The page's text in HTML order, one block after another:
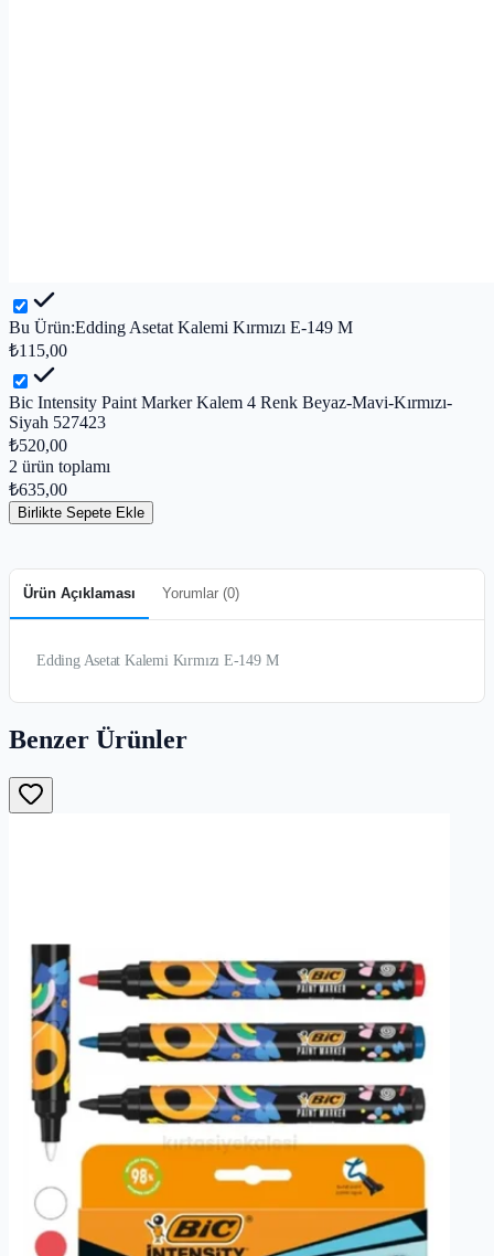
Bu Ürün:Edding Asetat Kalemi Kırmızı E-149 M
₺115,00
Bic Intensity Paint Marker Kalem 4 Renk Beyaz-Mavi-Kırmızı-
Siyah 527423
₺520,00
2 ürün toplamı
₺635,00
Birlikte Sepete Ekle
Ürün Açıklaması Yorumlar (0)
Edding Asetat Kalemi Kırmızı E-149 M
Benzer Ürünler